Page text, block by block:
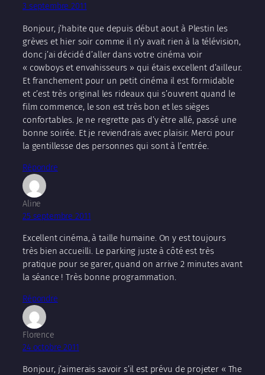
3 septembre 2011
Bonjour, j’habite que depuis début aout à Plestin les
grèves et hier soir comme il n’y avait rien à la télévision,
donc j’ai décidé d’aller dans votre cinéma voir
« cowboys et envahisseurs » qui étais excellent d’ailleur.
Et franchement pour un petit cinéma il est formidable
et c’est très original les rideaux qui s’ouvrent quand le
film commence, le son est très bon et les sièges
confortables. Je ne regrette pas d’y ètre allé, passé une
bonne soirée. Et je reviendrais avec plaisir. Merci pour
la gentillesse des personnes qui sont à l’entrée.
Répondre
Aline
25 septembre 2011
Excellent cinéma, à taille humaine. On y est toujours
très bien accueilli. Le parking juste à côté est très
pratique pour se garer, quand on arrive 2 minutes avant
la séance ! Très bonne programmation.
Répondre
Florence
24 octobre 2011
Bonjour, j’aimerais savoir s’il est prévu de projeter « The